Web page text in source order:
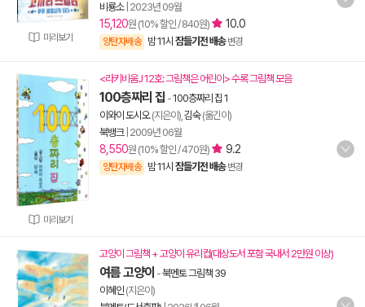
미리보기
비룡소| 2023년 09월
15,120원 (10% 할인 / 840원) 10.0
양탄자배송 밤 11시 잠들기전 배송 변경
미리보기
<라키비움J 12호: 그림책은 어린이> 수록 그림책 모음
100층짜리 집 -100층짜리 집 1
이와이 도시오(지은이), 김숙(옮긴이)
북뱅크| 2009년 06월
8,550원 (10% 할인 / 470원) 9.2
양탄자배송 밤 11시 잠들기전 배송 변경
고양이 그림책 + 고양이 유리컵(대상도서 포함 국내서 2만원 이상)
여름 고양이 -북멘토 그림책 39
이혜인 (지은이)